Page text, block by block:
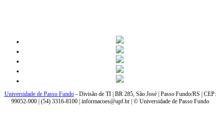
Universidade de Passo Fundo- Divisão de TI | BR 285, São José | Passo Fundo/RS | CEP:
99052-900 | (54) 3316-8100 | informacoes@upf.br | © Universidade de Passo Fundo